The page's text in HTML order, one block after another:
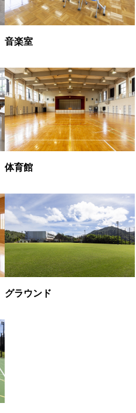
音楽室
体育館
グラウンド